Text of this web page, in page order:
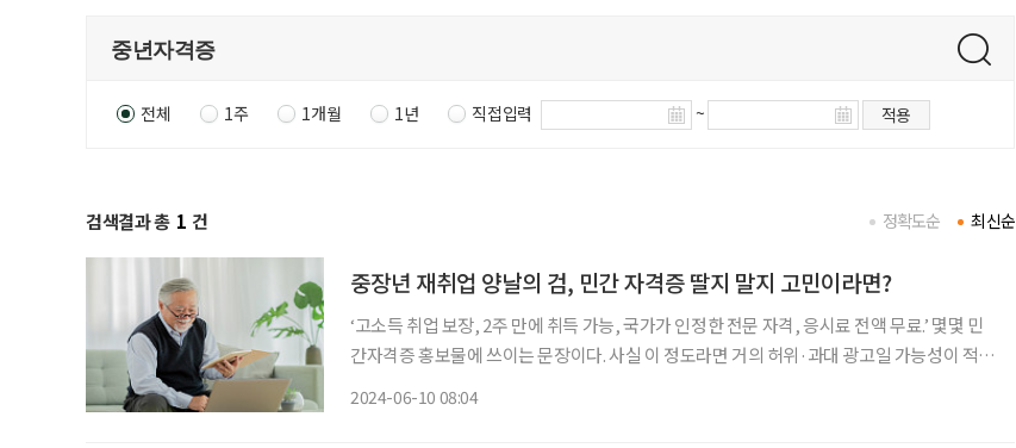
전체 1주 1개월 1년 직접입력 ~ 적용
검색결과 총 1 건 최신순
정확도순
중장년 재취업 양날의 검, 민간 자격증 딸지 말지 고민이라면?
‘고소득 취업 보장, 2주 만에 취득 가능, 국가가 인정한 전문 자격, 응시료 전액 무료.’ 몇몇 민
간자격증 홍보물에 쓰이는 문장이다. 사실 이 정도라면 거의 허위·과대 광고일 가능성이 적지
2024-06-10 08:04